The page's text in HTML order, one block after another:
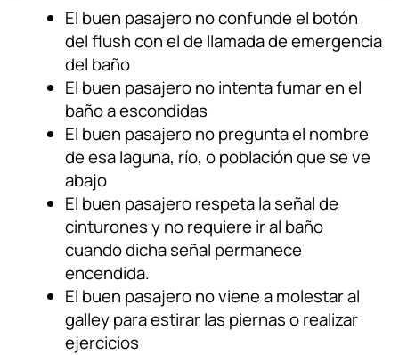
El buen pasajero no confunde el botón
del flush con el de llamada de emergencia
del baño
El buen pasajero no intenta fumar en el
baño a escondidas
El buen pasajero no pregunta el nombre
de esa laguna, río, o población que se ve
abajo
El buen pasajero respeta la señal de
cinturones y no requiere ir al baño
cuando dicha señal permanece
encendida.
El buen pasajero no viene a molestar al
galley para estirar las piernas o realizar
ejercicios